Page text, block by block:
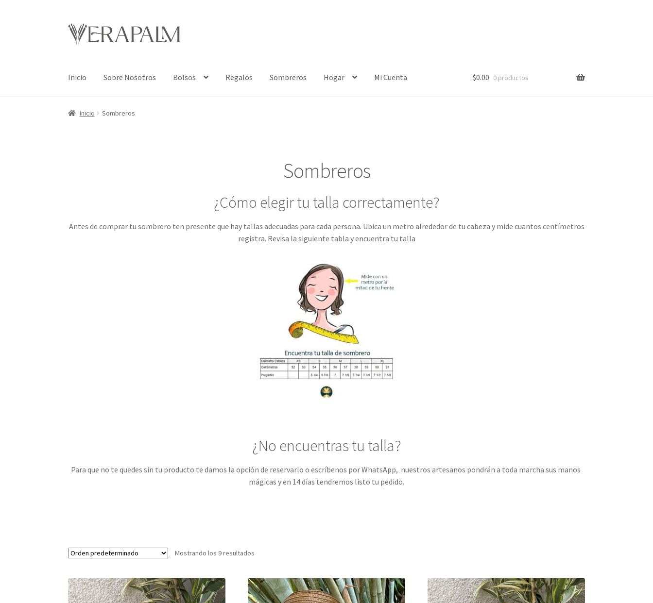
Ir
Ir
al
Inicio Sobre Nosotros Bolsos Regalos Sombreros Hogar Mi Cuenta $0.00 0 productos
Inicio Sombreros
Sombreros
¿Cómo elegir tu talla correctamente?
Antes de comprar tu sombrero ten presente que hay tallas adecuadas para cada persona. Ubica un metro alrededor de tu cabeza y mide cuantos centímetros
registra. Revisa la siguiente tabla y encuentra tu talla
¿No encuentras tu talla?
Para que no te quedes sin tu producto te damos la opción de reservarlo o escríbenos por WhatsApp, nuestros artesanos pondrán a toda marcha sus manos
mágicas y en 14 días tendremos listo tu pedido.
Mostrando los 9 resultados